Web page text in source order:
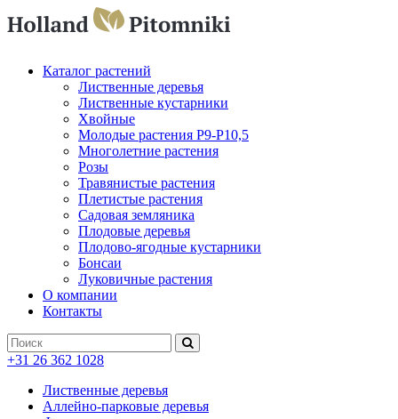
Каталог растений
Лиственные деревья
Лиственные кустарники
Хвойные
Молодые растения P9-P10,5
Многолетние растения
Розы
Травянистые растения
Плетистые растения
Садовая земляника
Плодовые деревья
Плодово-ягодные кустарники
Бонсаи
Луковичные растения
О компании
Контакты
+31 26 362 1028
Лиственные деревья
Аллейно-парковые деревья